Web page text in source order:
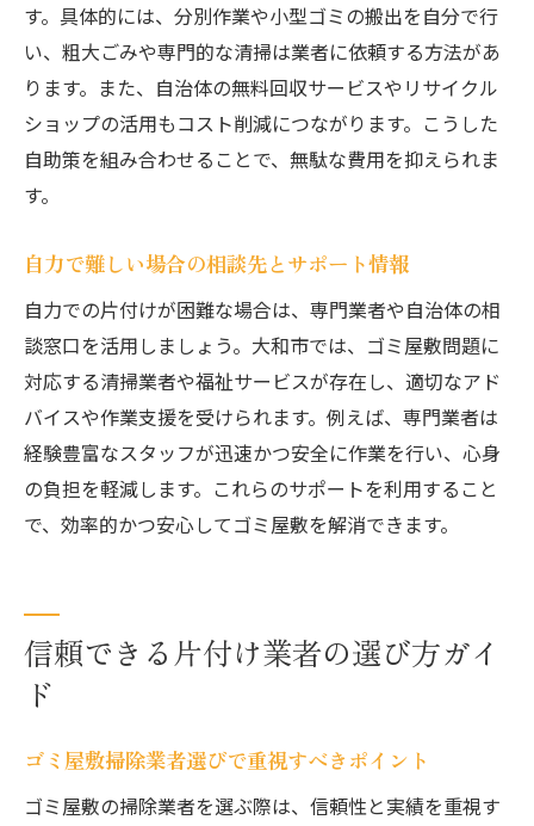
す。具体的には、分別作業や小型ゴミの搬出を自分で行
い、粗大ごみや専門的な清掃は業者に依頼する方法があ
ります。また、自治体の無料回収サービスやリサイクル
ショップの活用もコスト削減につながります。こうした
自助策を組み合わせることで、無駄な費用を抑えられま
す。
自力で難しい場合の相談先とサポート情報
自力での片付けが困難な場合は、専門業者や自治体の相
談窓口を活用しましょう。大和市では、ゴミ屋敷問題に
対応する清掃業者や福祉サービスが存在し、適切なアド
バイスや作業支援を受けられます。例えば、専門業者は
経験豊富なスタッフが迅速かつ安全に作業を行い、心身
の負担を軽減します。これらのサポートを利用すること
で、効率的かつ安心してゴミ屋敷を解消できます。
信頼できる片付け業者の選び方ガイ
ド
ゴミ屋敷掃除業者選びで重視すべきポイント
ゴミ屋敷の掃除業者を選ぶ際は、信頼性と実績を重視す